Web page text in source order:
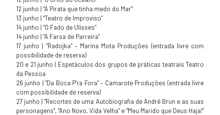
12 junho | “A Pirata que tinha medo do Mar”
13 junho | “Teatro de Improviso”
14 junho | “O Fado de Ulisses”
14 junho | “A Farsa de Parreira”
17 junho | “Radojka” – Marina Mota Produções (entrada livre com
possibilidade de reserva)
20 e 21 junho | Espetáculos dos grupos de práticas teatrais Teatro
da Pessoa
26 junho | “Da Boca P’ra Fora” – Camarote Produções (entrada livre
com possibilidade de reserva)
27 junho | “Recortes de uma Autobiografia de André Brun e as suas
personagens”, “Ano Novo, Vida Velha” e “Meu Marido que Deus Haja!”